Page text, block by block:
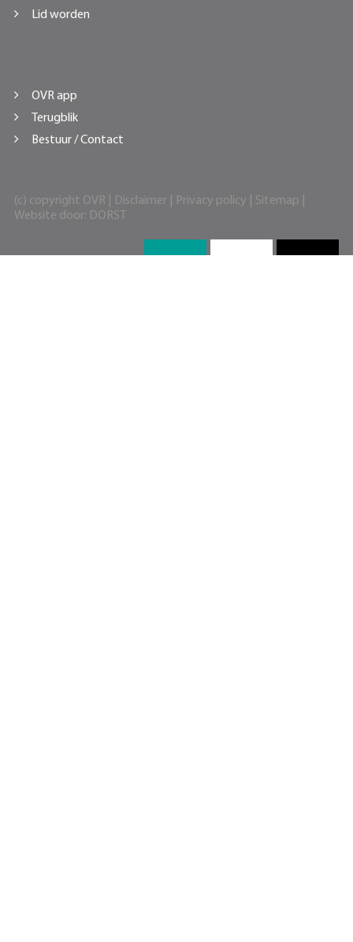
Lid worden
OVR app
Terugblik
Bestuur / Contact
(c) copyright OVR | Disclaimer| Privacy policy Sitemap
Website door: DORST